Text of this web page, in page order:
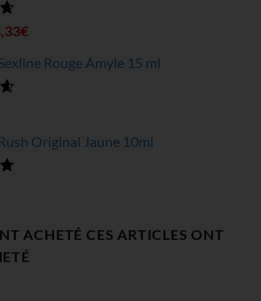
:
€Le
actuelRouge Amyle 15 ml
Original Jaune 10ml
ACHETÉ CES ARTICLES ONT